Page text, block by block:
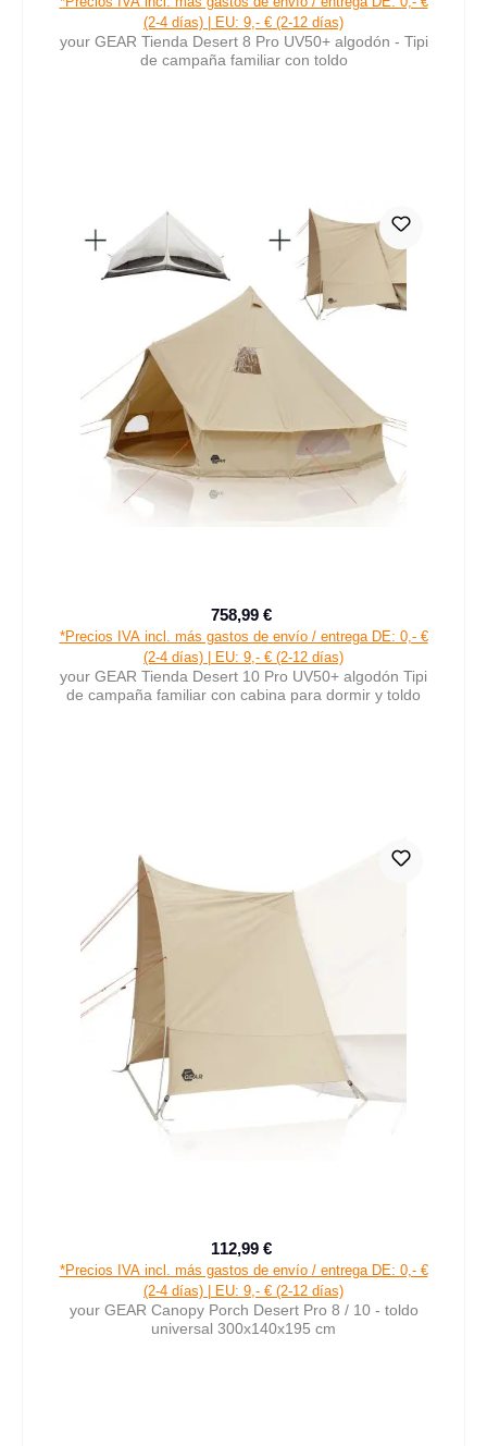
(2-4 días) | EU: 9,- € (2-12 días)
your GEAR Tienda Desert 8 Pro UV50+ algodón - Tipi
de campaña familiar con toldo
Precio de venta:
758,99 €
*Precios IVA incl. más gastos de envío / entrega DE: 0,- €
(2-4 días) | EU: 9,- € (2-12 días)
your GEAR Tienda Desert 10 Pro UV50+ algodón Tipi
de campaña familiar con cabina para dormir y toldo
Precio de venta:
112,99 €
*Precios IVA incl. más gastos de envío / entrega DE: 0,- €
(2-4 días) | EU: 9,- € (2-12 días)
your GEAR Canopy Porch Desert Pro 8 / 10 - toldo
universal 300x140x195 cm